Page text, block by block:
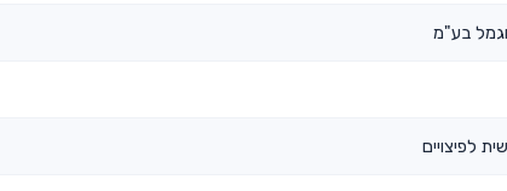
בע"מ
לפיצויים